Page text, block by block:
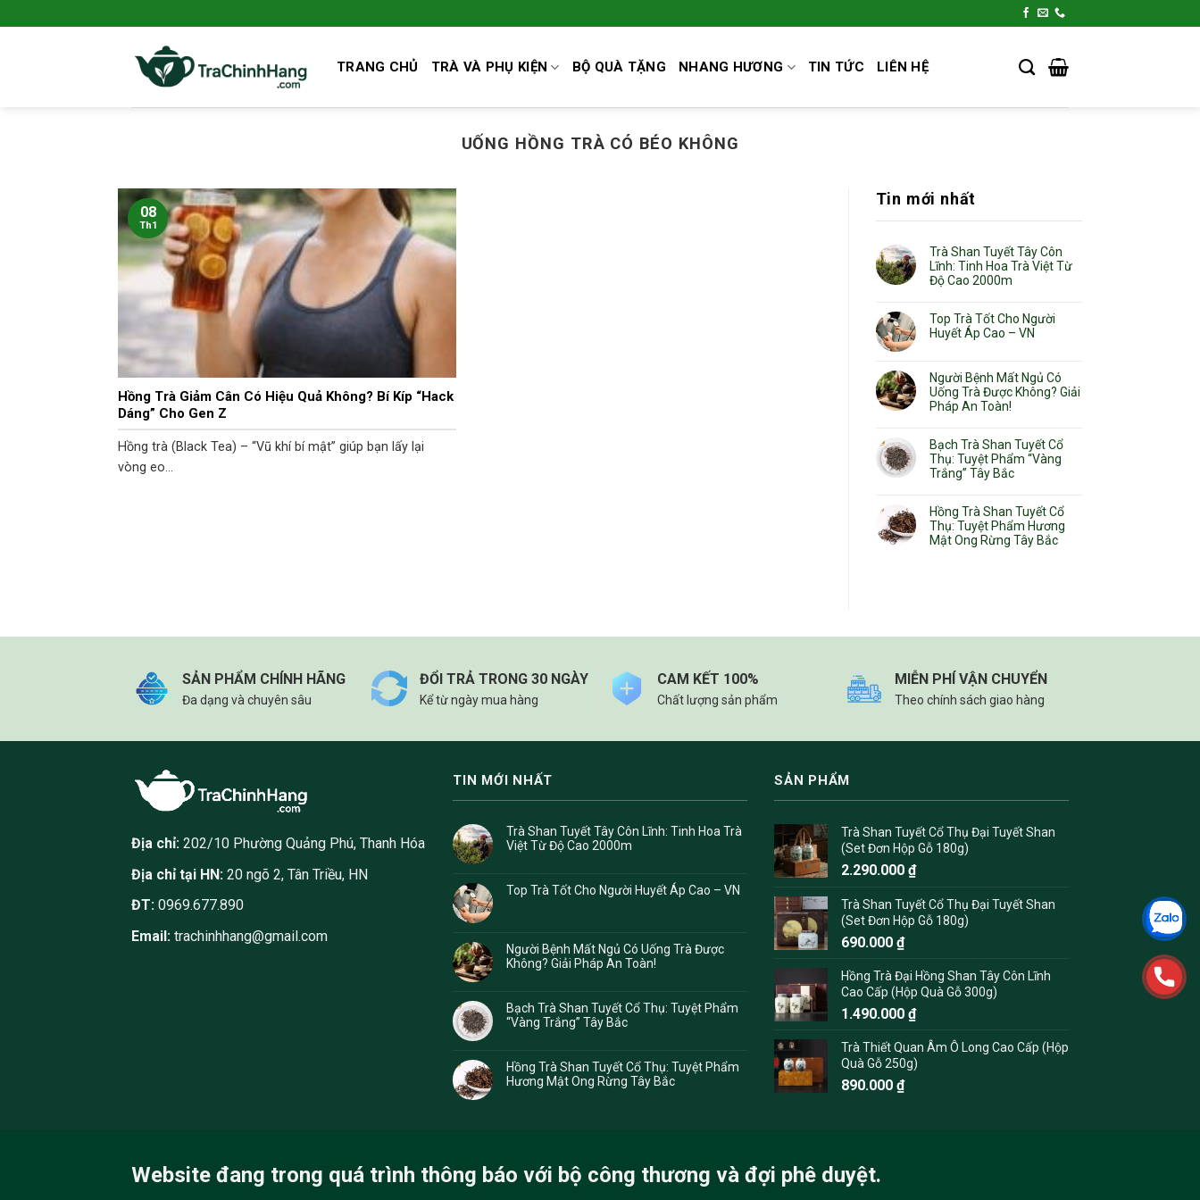
qua
TRANG CHỦ TRÀ VÀ PHỤ KIỆN BỘ QUÀ TẶNG NHANG HƯƠNG TIN TỨC LIÊN HỆ
UỐNG HỒNG TRÀ CÓ BÉO KHÔNG
Hồng Trà Giảm Cân Có Hiệu Quả Không? Bí Kíp “Hack
Dáng” Cho Gen Z
Hồng trà (Black Tea) – “Vũ khí bí mật” giúp bạn lấy lại
vòng eo...
08
Th1
Tin mới nhất
Trà Shan Tuyết Tây Côn
Lĩnh: Tinh Hoa Trà Việt Từ
Độ Cao 2000m
Top Trà Tốt Cho Người
Huyết Áp Cao – VN
Người Bệnh Mất Ngủ Có
Uống Trà Được Không? Giải
Pháp An Toàn!
Bạch Trà Shan Tuyết Cổ
Thụ: Tuyệt Phẩm “Vàng
Trắng” Tây Bắc
Hồng Trà Shan Tuyết Cổ
Thụ: Tuyệt Phẩm Hương
Mật Ong Rừng Tây Bắc
SẢN PHẨM CHÍNH HÃNG
Đa dạng và chuyên sâu
ĐỔI TRẢ TRONG 30 NGÀY
Kể từ ngày mua hàng
CAM KẾT 100%
Chất lượng sản phẩm
MIỄN PHÍ VẬN CHUYỂN
Theo chính sách giao hàng
Địa chỉ: 202/10 Phường Quảng Phú, Thanh Hóa
Địa chỉ tại HN: 20 ngõ 2, Tân Triều, HN
ĐT: 0969.677.890
Email: trachinhhang@gmail.com
TIN MỚI NHẤT
Trà Shan Tuyết Tây Côn Lĩnh: Tinh Hoa Trà
Việt Từ Độ Cao 2000m
Top Trà Tốt Cho Người Huyết Áp Cao – VN
Người Bệnh Mất Ngủ Có Uống Trà Được
Không? Giải Pháp An Toàn!
Bạch Trà Shan Tuyết Cổ Thụ: Tuyệt Phẩm
“Vàng Trắng” Tây Bắc
Hồng Trà Shan Tuyết Cổ Thụ: Tuyệt Phẩm
Hương Mật Ong Rừng Tây Bắc
SẢN PHẨM
Trà Shan Tuyết Cổ Thụ Đại Tuyết Shan
(Set Đơn Hộp Gỗ 180g)
2.290.000 ₫
Trà Shan Tuyết Cổ Thụ Đại Tuyết Shan
(Set Đơn Hộp Gỗ 180g)
690.000 ₫
Hồng Trà Đại Hồng Shan Tây Côn Lĩnh
Cao Cấp (Hộp Quà Gỗ 300g)
1.490.000 ₫
Trà Thiết Quan Âm Ô Long Cao Cấp (Hộp
Quà Gỗ 250g)
890.000 ₫
Website đang trong quá trình thông báo với bộ công thương và đợi phê duyệt.